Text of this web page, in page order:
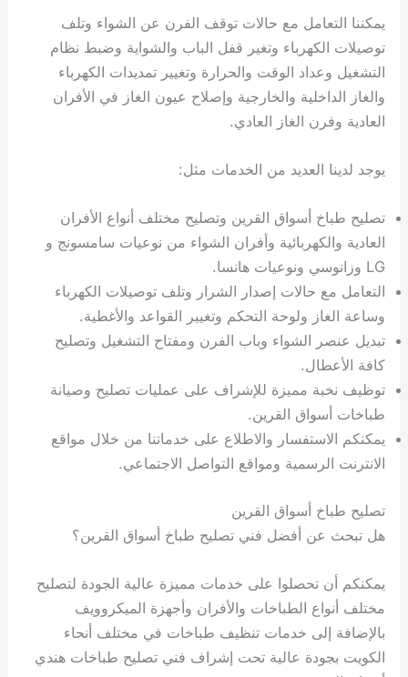
يمكننا التعامل مع حالات توقف الفرن عن الشواء وتلف
توصيلات الكهرباء وتغير قفل الباب والشواية وضبط نظام
التشغيل وعداد الوقت والحرارة وتغيير تمديدات الكهرباء
والغاز الداخلية والخارجية وإصلاح عيون الغاز في الأفران
العادية وفرن الغاز العادي.
يوجد لدينا العديد من الخدمات مثل:
تصليح طباخ أسواق القرين وتصليح مختلف أنواع الأفران
العادية والكهربائية وأفران الشواء من نوعيات سامسونج و
LG وزانوسي ونوعيات هانسا.
التعامل مع حالات إصدار الشرار وتلف توصيلات الكهرباء
وساعة الغاز ولوحة التحكم وتغيير القواعد والأغطية.
تبديل عنصر الشواء وباب الفرن ومفتاح التشغيل وتصليح
كافة الأعطال.
توظيف نخبة مميزة للإشراف على عمليات تصليح وصيانة
طباخات أسواق القرين.
يمكنكم الاستفسار والاطلاع على خدماتنا من خلال مواقع
الانترنت الرسمية ومواقع التواصل الاجتماعي.
تصليح طباخ أسواق القرين
هل تبحث عن أفضل فني تصليح طباخ أسواق القرين؟
يمكنكم أن تحصلوا على خدمات مميزة عالية الجودة لتصليح
مختلف أنواع الطباخات والأفران وأجهزة الميكروويف
بالإضافة إلى خدمات تنظيف طباخات في مختلف أنحاء
الكويت بجودة عالية تحت إشراف فني تصليح طباخات هندي